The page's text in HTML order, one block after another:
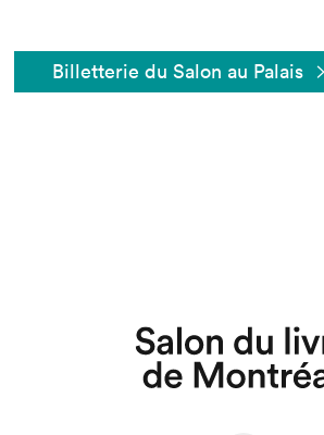
Billetterie du Salon au Palais